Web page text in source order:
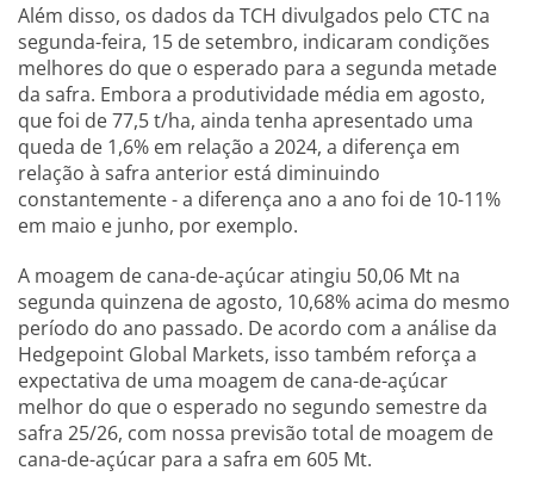
Além disso, os dados da TCH divulgados pelo CTC na
segunda-feira, 15 de setembro, indicaram condições
melhores do que o esperado para a segunda metade
da safra. Embora a produtividade média em agosto,
que foi de 77,5 t/ha, ainda tenha apresentado uma
queda de 1,6% em relação a 2024, a diferença em
relação à safra anterior está diminuindo
constantemente - a diferença ano a ano foi de 10-11%
em maio e junho, por exemplo.
A moagem de cana-de-açúcar atingiu 50,06 Mt na
segunda quinzena de agosto, 10,68% acima do mesmo
período do ano passado. De acordo com a análise da
Hedgepoint Global Markets, isso também reforça a
expectativa de uma moagem de cana-de-açúcar
melhor do que o esperado no segundo semestre da
safra 25/26, com nossa previsão total de moagem de
cana-de-açúcar para a safra em 605 Mt.